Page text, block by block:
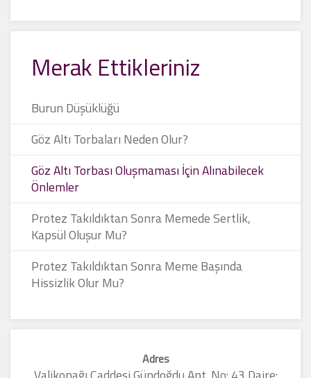
Merak Ettikleriniz
Burun Düşüklüğü
Göz Altı Torbaları Neden Olur?
Göz Altı Torbası Oluşmaması İçin Alınabilecek
Önlemler
Protez Takıldıktan Sonra Memede Sertlik,
Kapsül Oluşur Mu?
Protez Takıldıktan Sonra Meme Başında
Hissizlik Olur Mu?
Adres